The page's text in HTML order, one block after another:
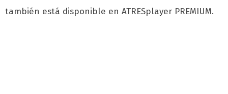
también está disponible en ATRESplayer PREMIUM.